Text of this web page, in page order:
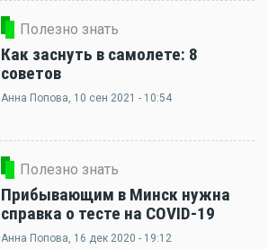
Полезно знать
Как заснуть в самолете: 8
советов
Анна Попова, 10 сен 2021 - 10:54
Полезно знать
Прибывающим в Минск нужна
справка о тесте на COVID-19
Анна Попова, 16 дек 2020 - 19:12